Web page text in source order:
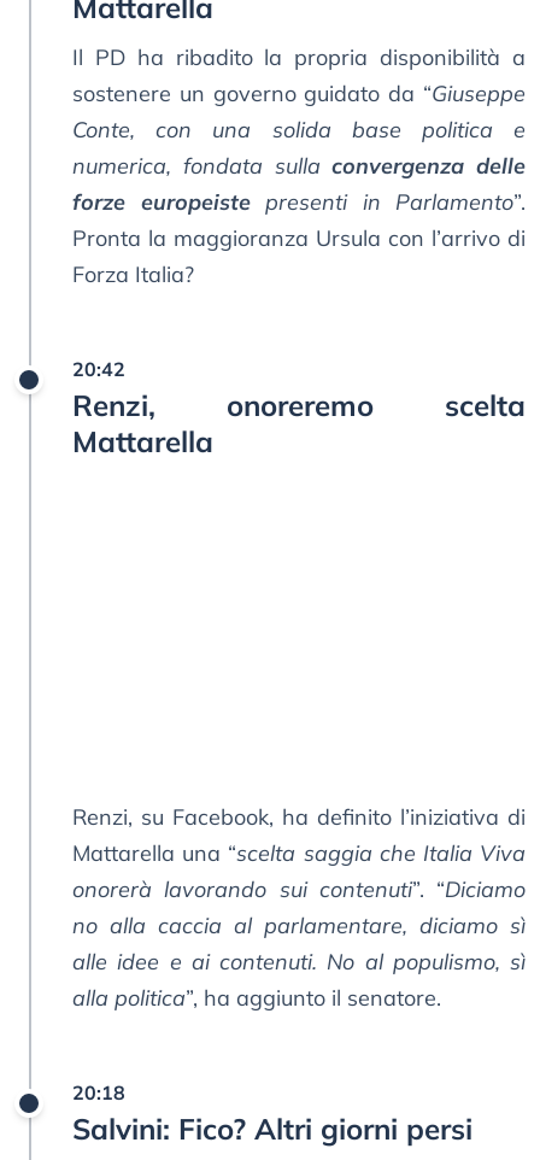
Mattarella
Il PD ha ribadito la propria disponibilità a
sostenere un governo guidato da “Giuseppe
Conte, con una solida base politica e
numerica, fondata sullaconvergenza delle
forze europeistepresenti in Parlamento”.
Pronta la maggioranza Ursula con l’arrivo di
Forza Italia?
20:42
Renzi, onoreremo scelta
Mattarella
Renzi, su Facebook, ha definito l’iniziativa di
Mattarella una “scelta saggia che Italia Viva
onorerà lavorando sui contenuti”. “Diciamo
no alla caccia al parlamentare, diciamo sì
alle idee e ai contenuti. No al populismo, sì
alla politica”, ha aggiunto il senatore.
20:18
Salvini: Fico? Altri giorni persi